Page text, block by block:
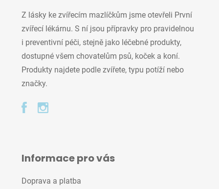
Z lásky ke zvířecím mazlíčkům jsme otevřeli První
zvířecí lékárnu. S ní jsou přípravky pro pravidelnou
i preventivní péči, stejně jako léčebné produkty,
dostupné všem chovatelům psů, koček a koní.
Produkty najdete podle zvířete, typu potíží nebo
značky.
Informace pro vás
Doprava a platba